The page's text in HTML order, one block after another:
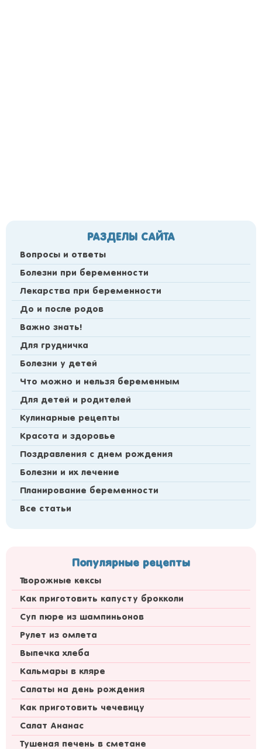
РАЗДЕЛЫ САЙТА
Вопросы и ответы
Болезни при беременности
Лекарства при беременности
До и после родов
Важно знать!
Для грудничка
Болезни у детей
Что можно и нельзя беременным
Для детей и родителей
Кулинарные рецепты
Красота и здоровье
Поздравления с днем рождения
Болезни и их лечение
Планирование беременности
Все статьи
Популярные рецепты
Творожные кексы
Как приготовить капусту брокколи
Суп пюре из шампиньонов
Рулет из омлета
Выпечка хлеба
Кальмары в кляре
Салаты на день рождения
Как приготовить чечевицу
Салат Ананас
Тушеная печень в сметане